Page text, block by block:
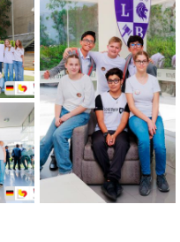
04_1.jpg